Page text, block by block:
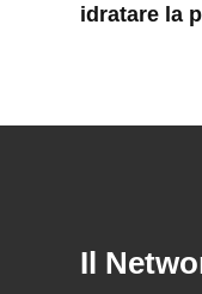
idratare la
Il